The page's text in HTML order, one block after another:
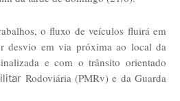
o fluxo de veículos fluirá em
desvio em via próxima ao local da
e com o trânsito orientado
Rodoviária (PMRv) e da Guarda